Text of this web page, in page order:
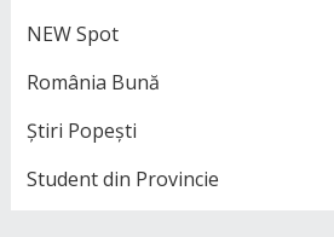
NEW Spot
România Bună
Știri Popești
Student din Provincie